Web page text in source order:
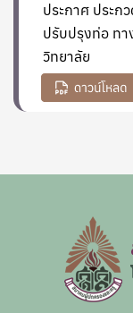
ประกาศ ประก
ปรับปรุงท่อ ทา
วิทยาลัย